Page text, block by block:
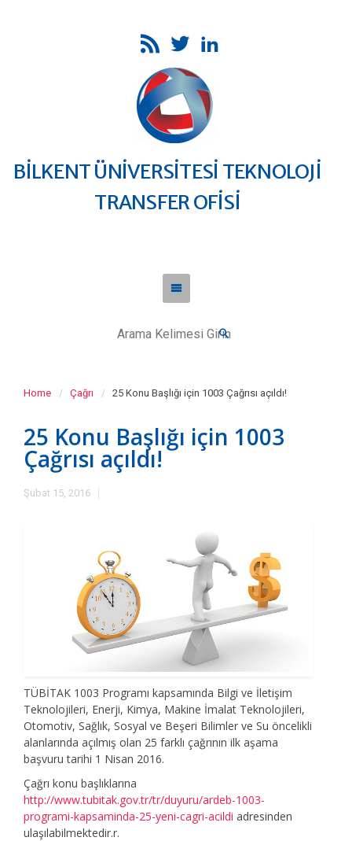
BİLKENT ÜNİVERSİTESİ TEKNOLOJİ
TRANSFER OFİSİ
Home Çağrı 25 Konu Başlığı için 1003 Çağrısı açıldı!
25 Konu Başlığı için 1003
Çağrısı açıldı!
Şubat 15, 2016
TÜBİTAK 1003 Programı kapsamında Bilgi ve İletişim
Teknolojileri, Enerji, Kimya, Makine İmalat Teknolojileri,
Otomotiv, Sağlık, Sosyal ve Beşeri Bilimler ve Su öncelikli
alanlarında açılmış olan 25 farklı çağrının ilk aşama
başvuru tarihi 1 Nisan 2016.
Çağrı konu başlıklarına
http://www.tubitak.gov.tr/tr/duyuru/ardeb-1003-
programi-kapsaminda-25-yeni-cagri-acildi adresinden
ulaşılabilmektedir.r.